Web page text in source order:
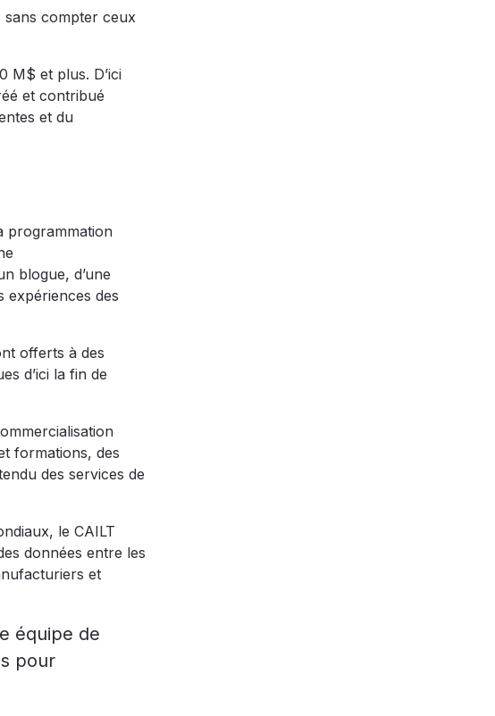
sans compter ceux
M$ et plus. D’ici
et contribué
et du
programmation
blogue, d’une
expériences des
offerts à des
d’ici la fin de
formations, des
des services de
le CAILT
données entre les
et
équipe de
pour